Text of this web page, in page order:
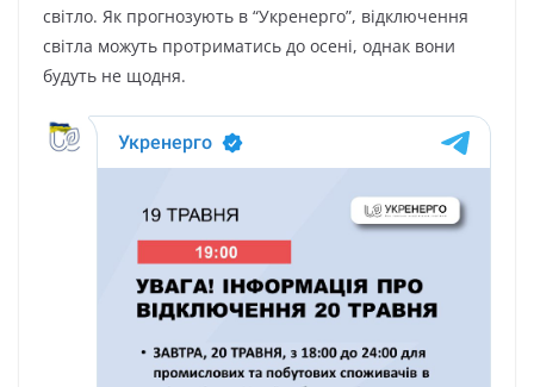
світло. Як прогнозують в “Укренерго”, відключення
світла можуть протриматись до осені, однак вони
будуть не щодня.